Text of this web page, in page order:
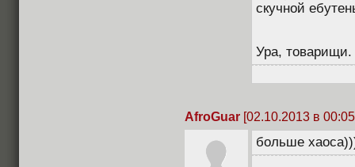
скучной
Ура, товарищи.
AfroGuar [02.10.2013 в
больше